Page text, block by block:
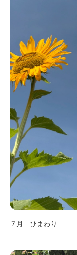
７月 ひまわり